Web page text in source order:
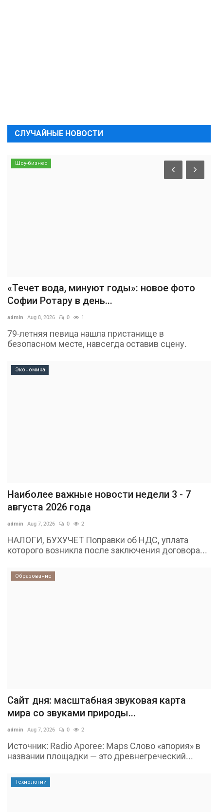
СЛУЧАЙНЫЕ НОВОСТИ
Шоу-бизнес
«Течет вода, минуют годы»: новое фото
Софии Ротару в день...
admin Aug 8, 2026 0 1
79-летняя певица нашла пристанище в
безопасном месте, навсегда оставив сцену.
Экономика
Наиболее важные новости недели 3 - 7
августа 2026 года
admin Aug 7, 2026 0 2
НАЛОГИ, БУХУЧЕТ Поправки об НДС, уплата
которого возникла после заключения договора...
Образование
Сайт дня: масштабная звуковая карта
мира со звуками природы...
admin Aug 7, 2026 0 2
Источник: Radio Aporee: Maps Слово «апория» в
названии площадки — это древнегреческий...
Технологии